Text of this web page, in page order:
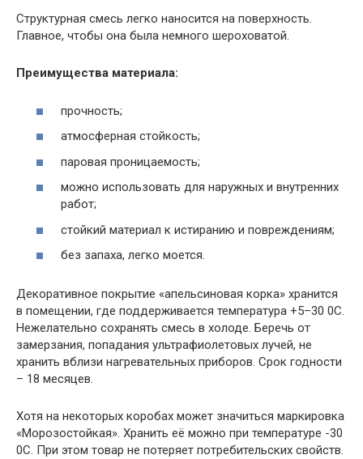
Структурная смесь легко наносится на поверхность.
Главное, чтобы она была немного шероховатой.
Преимущества материала:
прочность;
атмосферная стойкость;
паровая проницаемость;
можно использовать для наружных и внутренних
работ;
стойкий материал к истиранию и повреждениям;
без запаха, легко моется.
Декоративное покрытие «апельсиновая корка» хранится
в помещении, где поддерживается температура +5–30 0С.
Нежелательно сохранять смесь в холоде. Беречь от
замерзания, попадания ультрафиолетовых лучей, не
хранить вблизи нагревательных приборов. Срок годности
– 18 месяцев.
Хотя на некоторых коробах может значиться маркировка
«Морозостойкая». Хранить её можно при температуре -30
0С. При этом товар не потеряет потребительских свойств.